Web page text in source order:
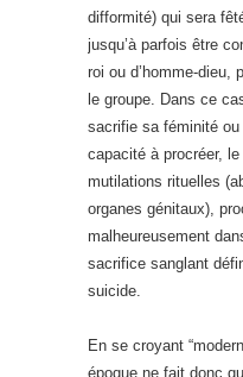
difformité) qui sera
jusqu’à parfois être
roi ou d’homme-dieu,
le groupe. Dans ce
sacrifie sa féminité
capacité à procréer,
mutilations rituelles
organes génitaux),
malheureusement
sacrifice sanglant
suicide.
En se croyant
époque ne fait donc